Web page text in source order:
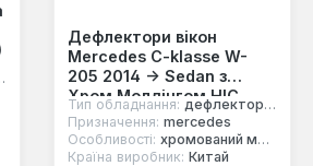
Дефлектори вікон
Mercedes C-klasse W-
205 2014 -> Sedan з
Хром Молдінгом HIC
(MB44-M)
Тип обладнання: дефлектори вікон
Призначення: mercedes
Особливості: хромований молдинг
Країна виробник: Китай